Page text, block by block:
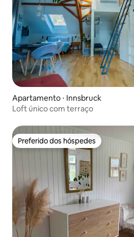
Apartamento ⋅ Innsbruck
Loft único com terraço
Preferido dos hóspedes
Preferido dos hóspedes